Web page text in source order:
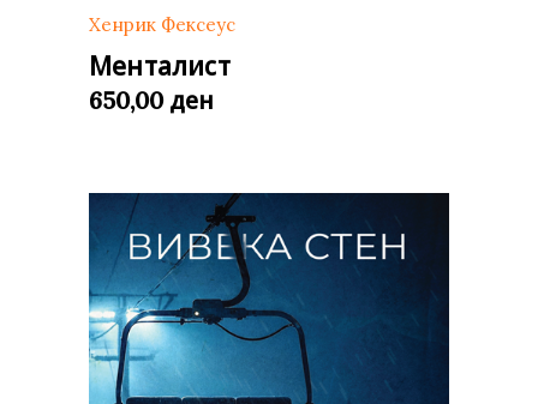
Хенрик Фексеус
Менталист
650,00 ден